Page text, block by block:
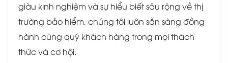
giàu kinh nghiệm và sự hiểu biết sâu rộng về thị
trường bảo hiểm, chúng tôi luôn sẵn sàng đồng
hành cùng quý khách hàng trong mọi thách
thức và cơ hội.